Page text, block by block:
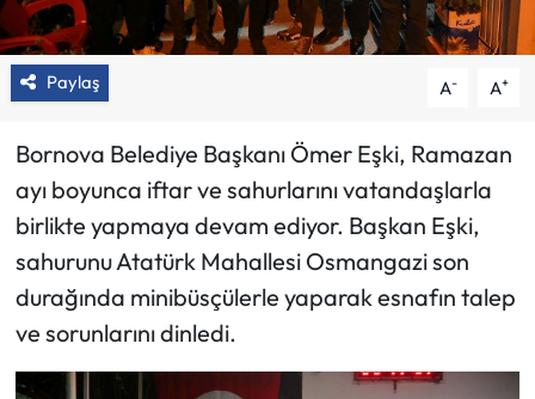
Paylaş A- A+
Bornova Belediye Başkanı Ömer Eşki, Ramazan
ayı boyunca iftar ve sahurlarını vatandaşlarla
birlikte yapmaya devam ediyor. Başkan Eşki,
sahurunu Atatürk Mahallesi Osmangazi son
durağında minibüsçülerle yaparak esnafın talep
ve sorunlarını dinledi.